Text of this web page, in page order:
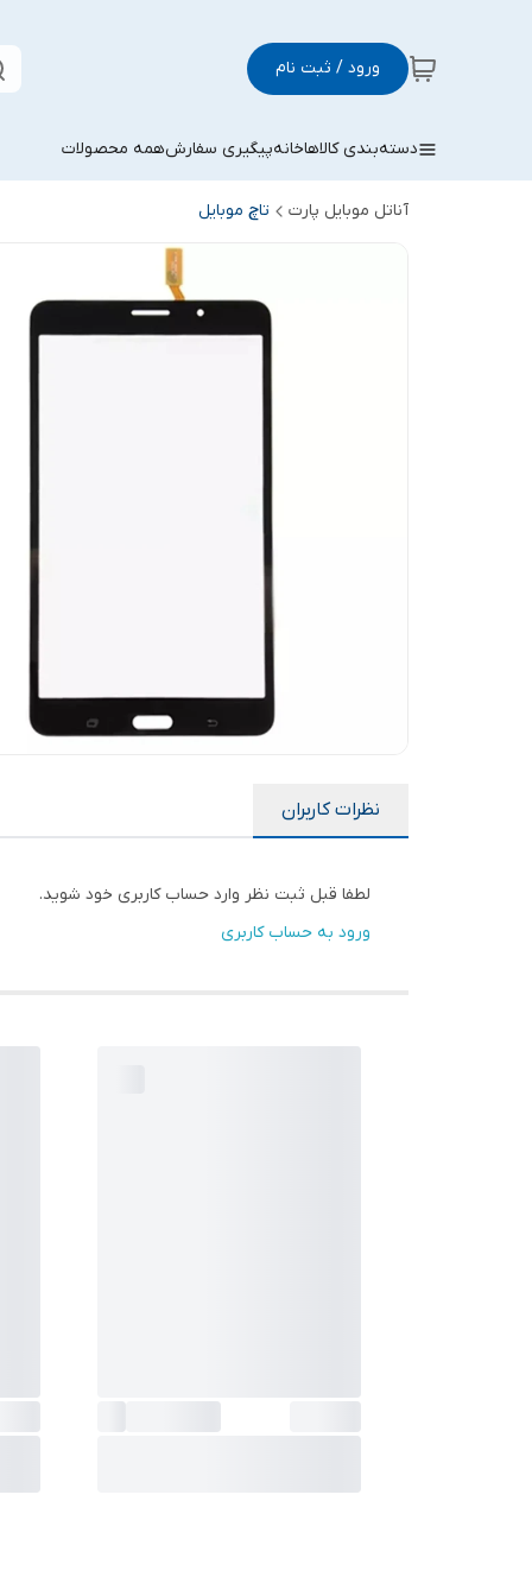
ورود / ثبت نام
دسته‌بندی کالاهاخانهپیگیری سفارشهمه محصولات
آناتل موبایل پارت تاچ موبایل
نظرات کاربران
لطفا قبل ثبت نظر وارد حساب کاربری خود شوید.
ورود به حساب کاربری